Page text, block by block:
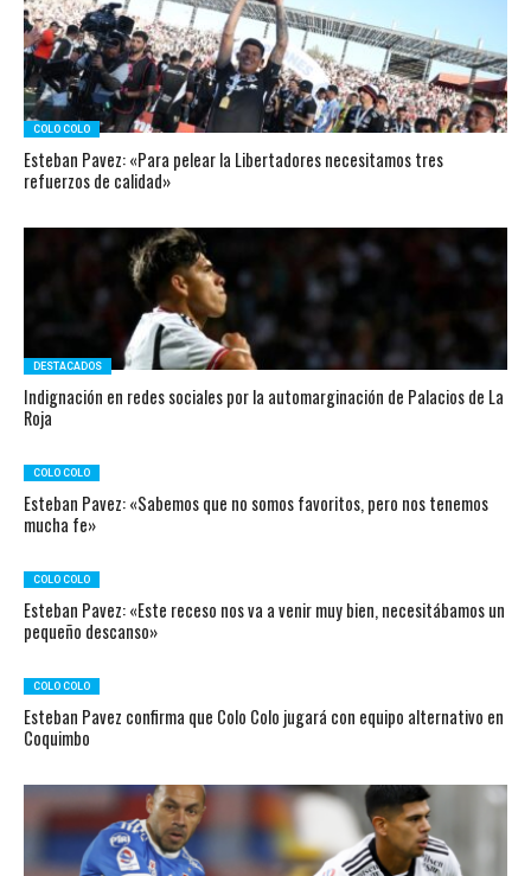
COLO COLO
Esteban Pavez: «Para pelear la Libertadores necesitamos tres
refuerzos de calidad»
DESTACADOS
Indignación en redes sociales por la automarginación de Palacios de La
Roja
COLO COLO
Esteban Pavez: «Sabemos que no somos favoritos, pero nos tenemos
mucha fe»
COLO COLO
Esteban Pavez: «Este receso nos va a venir muy bien, necesitábamos un
pequeño descanso»
COLO COLO
Esteban Pavez confirma que Colo Colo jugará con equipo alternativo en
Coquimbo